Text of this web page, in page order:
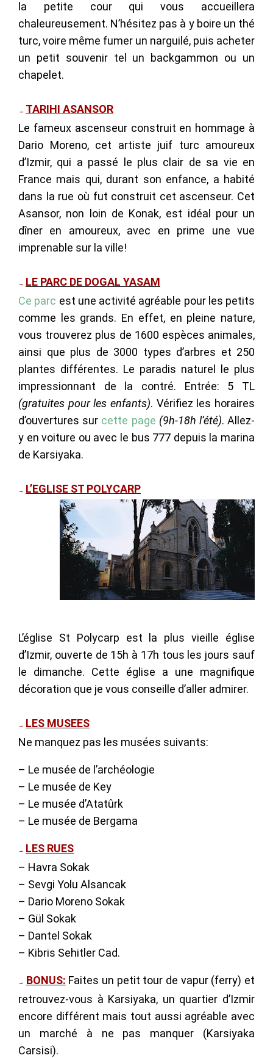
la petite cour qui vous accueillera
chaleureusement. N’hésitez pas à y boire un thé
turc, voire même fumer un narguilé, puis acheter
un petit souvenir tel un backgammon ou un
chapelet.
→ TARIHI ASANSOR
Le fameux ascenseur construit en hommage à
Dario Moreno, cet artiste juif turc amoureux
d’Izmir, qui a passé le plus clair de sa vie en
France mais qui, durant son enfance, a habité
dans la rue où fut construit cet ascenseur. Cet
Asansor, non loin de Konak, est idéal pour un
dîner en amoureux, avec en prime une vue
imprenable sur la ville!
→ LE PARC DE DOGAL YASAM
Ce parc est une activité agréable pour les petits
comme les grands. En effet, en pleine nature,
vous trouverez plus de 1600 espèces animales,
ainsi que plus de 3000 types d’arbres et 250
plantes différentes. Le paradis naturel le plus
impressionnant de la contré. Entrée: 5 TL
(gratuites pour les enfants). Vérifiez les horaires
d’ouvertures sur cette page (9h-18h l’été). Allez-
y en voiture ou avec le bus 777 depuis la marina
de Karsiyaka.
→ L’EGLISE ST POLYCARP
L’église St Polycarp est la plus vieille église
d’Izmir, ouverte de 15h à 17h tous les jours sauf
le dimanche. Cette église a une magnifique
décoration que je vous conseille d’aller admirer.
→ LES MUSEES
Ne manquez pas les musées suivants:
– Le musée de l’archéologie
– Le musée de Key
– Le musée d’Atatûrk
– Le musée de Bergama
→ LES RUES
– Havra Sokak
– Sevgi Yolu Alsancak
– Dario Moreno Sokak
– Gül Sokak
– Dantel Sokak
– Kibris Sehitler Cad.
→ BONUS: Faites un petit tour de vapur (ferry) et
retrouvez-vous à Karsiyaka, un quartier d’Izmir
encore différent mais tout aussi agréable avec
un marché à ne pas manquer (Karsiyaka
Carsisi).